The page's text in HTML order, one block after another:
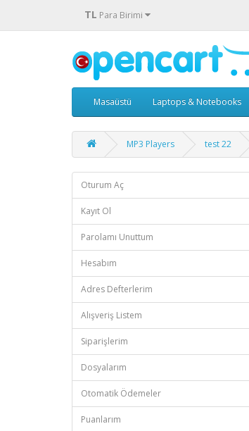
TL Para Birimi
Masaüstü Laptops & Notebooks
MP3 Players test 22
Oturum Aç
Kayıt Ol
Parolamı Unuttum
Hesabım
Adres Defterlerim
Alışveriş Listem
Siparişlerim
Dosyalarım
Otomatik Ödemeler
Puanlarım